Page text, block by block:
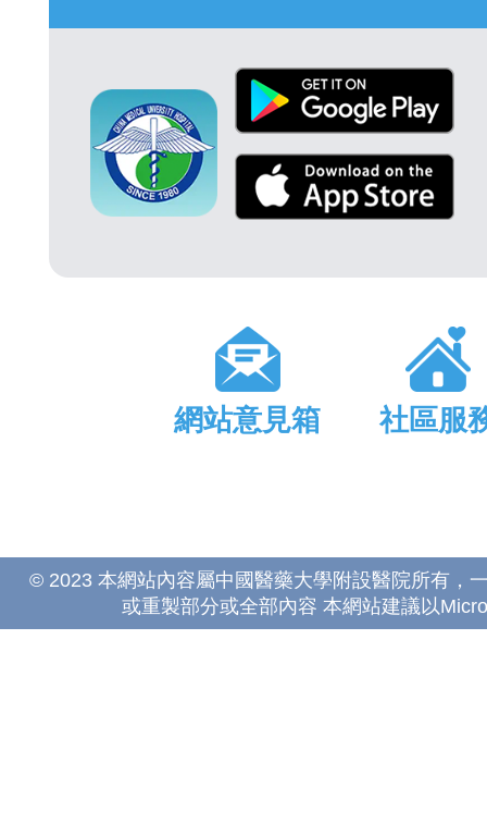
網站意見箱 社區服
© 2023 本網站內容屬中國醫藥大學附設醫院所有，
或重製部分或全部內容 本網站建議以